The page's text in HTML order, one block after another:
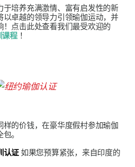
于培养充满激情、富有启发性的新
以卓越的领导力引领瑜伽运动，并
！点击此处查看我们最受欢迎的
课程！
样的价钱，在豪华度假村参加瑜伽
。
认证 如果您预算紧张，来自印度的